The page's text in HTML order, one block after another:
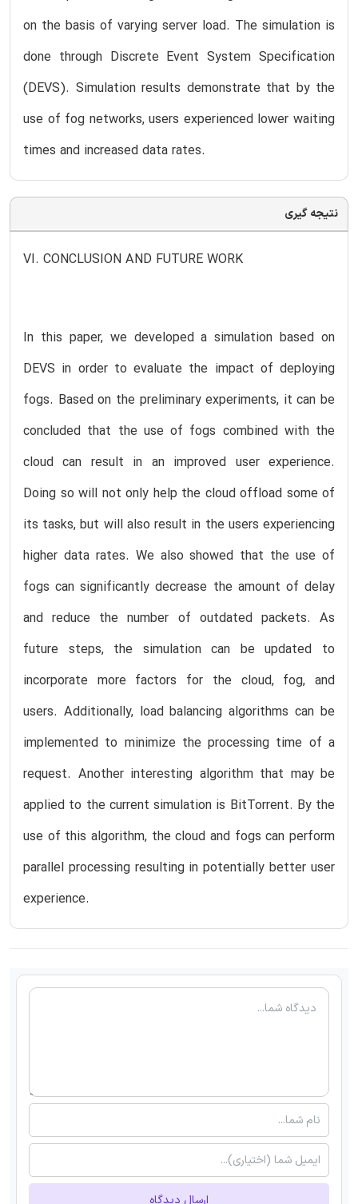
on the basis of varying server load. The simulation is
done through Discrete Event System Specification
(DEVS). Simulation results demonstrate that by the
use of fog networks, users experienced lower waiting
times and increased data rates.
نتیجه گیری
VI. CONCLUSION AND FUTURE WORK
In this paper, we developed a simulation based on
DEVS in order to evaluate the impact of deploying
fogs. Based on the preliminary experiments, it can be
concluded that the use of fogs combined with the
cloud can result in an improved user experience.
Doing so will not only help the cloud offload some of
its tasks, but will also result in the users experiencing
higher data rates. We also showed that the use of
fogs can significantly decrease the amount of delay
and reduce the number of outdated packets. As
future steps, the simulation can be updated to
incorporate more factors for the cloud, fog, and
users. Additionally, load balancing algorithms can be
implemented to minimize the processing time of a
request. Another interesting algorithm that may be
applied to the current simulation is BitTorrent. By the
use of this algorithm, the cloud and fogs can perform
parallel processing resulting in potentially better user
experience.
ارسال دیدگاه